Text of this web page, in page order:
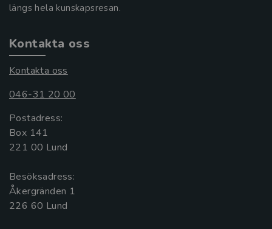
längs hela kunskapsresan.
Kontakta oss
Kontakta oss
046-31 20 00
Postadress:
Box 141
221 00 Lund
Besöksadress:
Åkergränden 1